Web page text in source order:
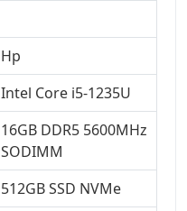
Hp
Intel Core i5-1235U
16GB DDR5 5600MHz
SODIMM
512GB SSD NVMe